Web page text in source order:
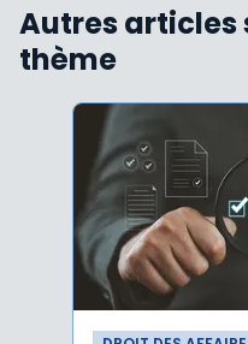
Autres articles
thème